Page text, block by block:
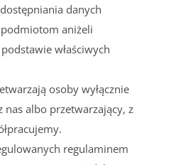
danych
aniżeli
właściwych
osoby wyłącznie
nas albo przetwarzający, z
regulaminem